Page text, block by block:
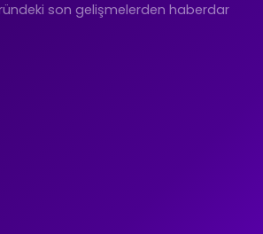
son gelişmelerden haberdar